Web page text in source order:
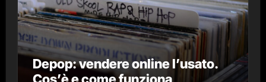
Depop: vendere online l’usato.